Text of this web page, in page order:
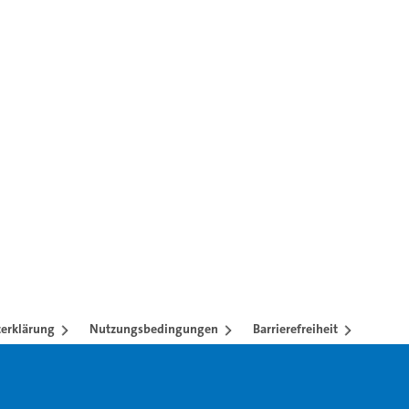
mit TAB-Taste.
Nutzungsbedingungen Barrierefreiheit